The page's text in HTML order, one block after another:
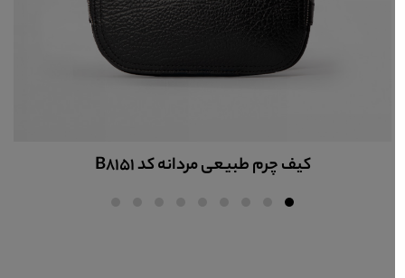
کیف چرم طبیعی مردانه کد B8149